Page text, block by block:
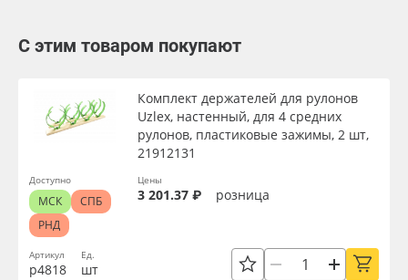
С этим товаром покупают
Артикул
р4818
Комплект держателей для рулонов
Uzlex, настенный, для 4 средних
рулонов, пластиковые зажимы, 2 шт,
21912131
Ед.
шт
Цены
3 201.37 ₽ розница
Доступно
МСК
СПБ
РНД